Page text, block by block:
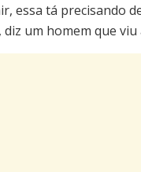
essa tá precisando
diz um homem que viu